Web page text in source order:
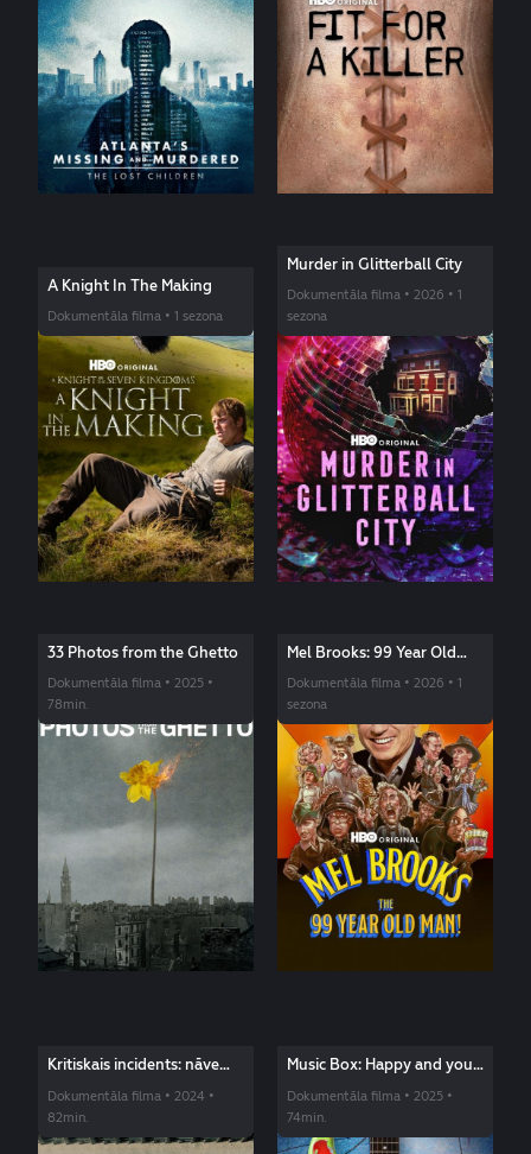
A Knight In The Making
Dokumentāla filma • 1 sezona
Murder in Glitterball City
Dokumentāla filma • 2026 • 1
sezona
33 Photos from the Ghetto
Dokumentāla filma • 2025 •
78min.
Mel Brooks: 99 Year Old
Dokumentāla filma • 2026 • 1
sezona
Kritiskais incidents: nāve
Dokumentāla filma • 2024 •
82min.
Music Box: Happy and you
Dokumentāla filma • 2025 •
74min.